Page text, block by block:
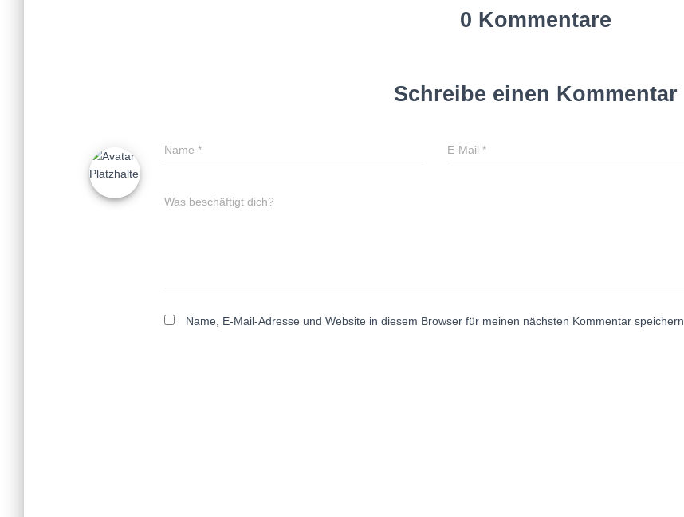
0 Kommentare
Schreibe einen Kommentar
Name * E-Mail*
Was beschäftigt dich?
Name, E-Mail-Adresse und Website in diesem Browser für meinen nächsten Kommentar speichern.